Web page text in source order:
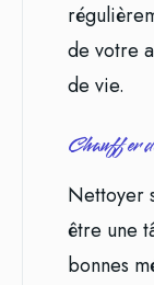
de votre
de vie.
Chauffer
Nettoyer
être une
bonnes